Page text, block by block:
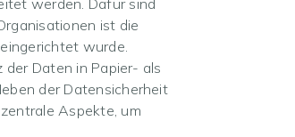
werden. Dafür sind
ist die
wurde.
Daten in Papier- als
der Datensicherheit
Aspekte, um